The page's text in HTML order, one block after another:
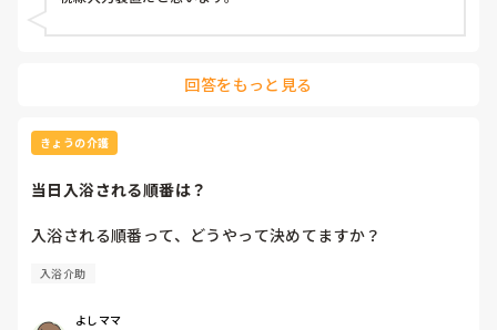
回答をもっと見る
きょうの介護
当日入浴される順番は？
入浴される順番って、どうやって決めてますか？
入浴介助
よしママ